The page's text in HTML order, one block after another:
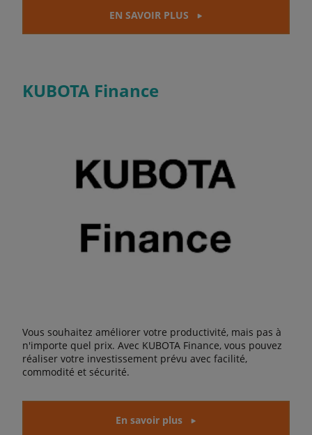
EN SAVOIR PLUS
KUBOTA Finance
Vous souhaitez améliorer votre productivité, mais pas à
n'importe quel prix. Avec KUBOTA Finance, vous pouvez
réaliser votre investissement prévu avec facilité,
commodité et sécurité.
En savoir plus